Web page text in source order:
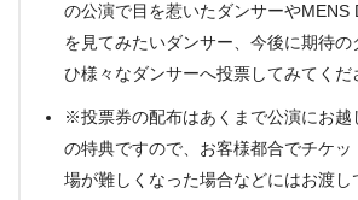
の公演で目を惹いたダンサーやMENS
を見てみたいダンサー、今後に期待
ひ様々なダンサーへ投票してみてくだ
※投票券の配布はあくまで公演にお越
の特典ですので、お客様都合でチケッ
場が難しくなった場合などにはお渡し